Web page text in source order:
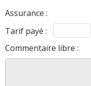
Assurance :
Tarif payé :
Commentaire libre :